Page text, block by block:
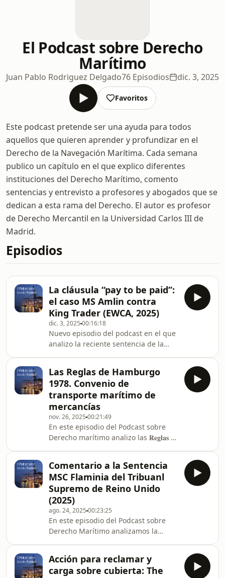
El Podcast sobre Derecho
Marítimo
Juan Pablo Rodriguez Delgado76 Episodios dic. 3, 2025
Favoritos
Este podcast pretende ser una ayuda para todos
aquellos que quieren aprender y profundizar en el
Derecho de la Navegación Marítima. Cada semana
publico un capítulo en el que explico diferentes
instituciones del Derecho Marítimo, comento
sentencias y entrevisto a profesores y abogados que se
dedican a esta rama del Derecho. El autor es profesor
de Derecho Mercantil en la Universidad Carlos III de
Madrid.
Episodios
La cláusula “pay to be paid”:
el caso MS Amlin contra
King Trader (EWCA, 2025)
dic. 3, 2025 00:16:18
Nuevo episodio del podcast en el que
analizo la reciente sentencia de la
Trader (5 de noviembre de 2025), una
de las decisiones más relevantes del
año para el mercado asegurador
marítimo. El fallo reafirma la plena
validez de las cláusulas “pay to be
paid”, incluso frente a terceros
perjudicados que buscan ejercer
acción directa t
Las Reglas de Hamburgo
1978. Convenio de
transporte marítimo de
mercancías
nov. 26, 2025 00:21:49
En este episodio del Podcast sobre
Derecho marítimo analizo las 𝐑𝐞𝐠𝐥𝐚𝐬 𝐝𝐞
sus principales innovaciones -desde
el nuevo régimen de responsabilidad
hasta la figura del porteador efectivo
o la ampliación del período de
custodia- reflexiono sobre por qué
este Convenio sigue siendo, más de
cuatro décadas después, una
alternativa pl
Comentario a la Sentencia
MSC Flaminia del Tribuanl
Supremo de Reino Unido
(2025)
ago. 24, 2025 00:23:25
En este episodio del Podcast sobre
Derecho Marítimo analizamos la
dictada en abril de 2025 sobre la
interpretación de algunos artículos
Acción para reclamar y
carga sobre cubierta: The